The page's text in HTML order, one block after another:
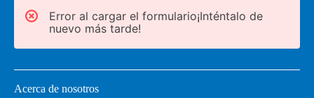
Error al cargar el formulario¡Inténtalo de
nuevo más tarde!
Acerca de nosotros